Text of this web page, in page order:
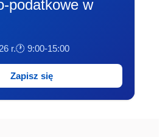
podatkowe w
r.🕐 9:00-15:00
Zapisz się